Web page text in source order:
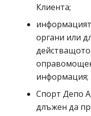
Клиента;
органи или
действащото
информация;
Спорт Депо
длъжен да